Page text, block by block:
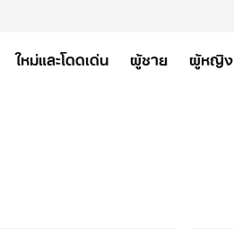
ใหม่และโดดเด่น ผู้ชาย ผู้หญิง